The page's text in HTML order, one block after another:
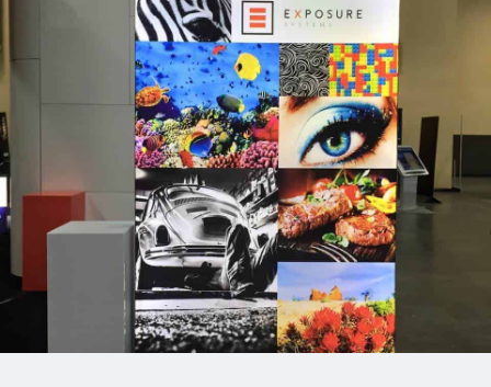
Alleen voor de vrijstaande
(dubbelzijdige) frames